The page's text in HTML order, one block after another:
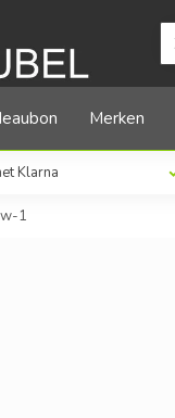
Merken
Klarna
1
1